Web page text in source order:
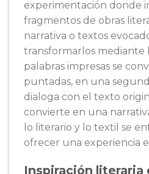
experimentación donde
fragmentos de obras
narrativa o textos
transformarlos mediante
palabras impresas se
puntadas, en una
dialoga con el texto
convierte en una
lo literario y lo textil se
ofrecer una experiencia
Inspiración literaria